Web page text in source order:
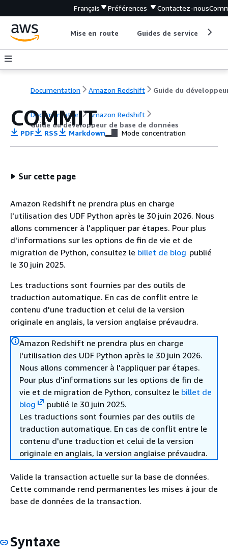
Français Préférences Contactez-nous
Mise en route Guides de service
Documentation Amazon Redshift
Documentation
Amazon Redshift
Guide du développeur de base de données
COMMIT
PDF RSS Markdown Mode concentration
Sur cette page
Amazon Redshift ne prendra plus en charge
l'utilisation des UDF Python après le 30 juin 2026. Nous
allons commencer à l'appliquer par étapes. Pour plus
d'informations sur les options de fin de vie et de
migration de Python, consultez le billet de blog publié
le 30 juin 2025.
Les traductions sont fournies par des outils de
traduction automatique. En cas de conflit entre le
contenu d'une traduction et celui de la version
originale en anglais, la version anglaise prévaudra.
Amazon Redshift ne prendra plus en charge
l'utilisation des UDF Python après le 30 juin 2026.
Nous allons commencer à l'appliquer par étapes.
Pour plus d'informations sur les options de fin de
vie et de migration de Python, consultez le billet de
blog
publié le 30 juin 2025.
Les traductions sont fournies par des outils de
traduction automatique. En cas de conflit entre le
contenu d'une traduction et celui de la version
originale en anglais, la version anglaise prévaudra.
Valide la transaction actuelle sur la base de données.
Cette commande rend permanentes les mises à jour de
base de données de la transaction.
Syntaxe